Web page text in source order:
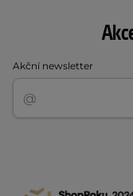
Akční newsletter